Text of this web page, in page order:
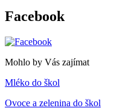
Facebook
Mohlo by Vás zajímat
Mléko do škol
Ovoce a zelenina do škol